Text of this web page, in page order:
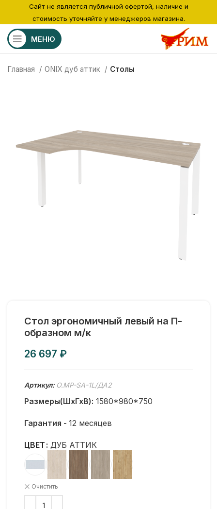
МЕНЮ
Главная ONIX дуб аттик Столы
Стол эргономичный левый на П-
образном м/к
₽
Артикул: O.MP-SA-1L/ДА2
Размеры(ШхГхВ): 1580*980*750
Гарантия - 12 месяцев
ЦВЕТ ДУБ АТТИК
Очистить
Сайт не является публичной офертой, наличие и
стоимость уточняйте у менеджеров магазина.